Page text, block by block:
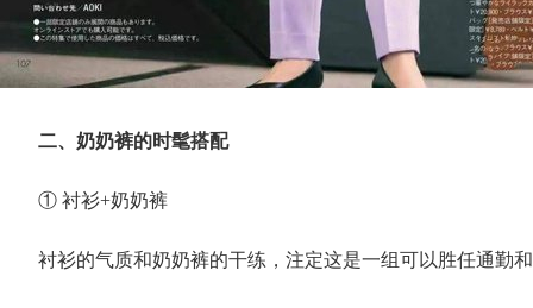
二、奶奶裤的时髦搭配
① 衬衫+奶奶裤
衬衫的气质和奶奶裤的干练，注定这是一组可以胜任通勤